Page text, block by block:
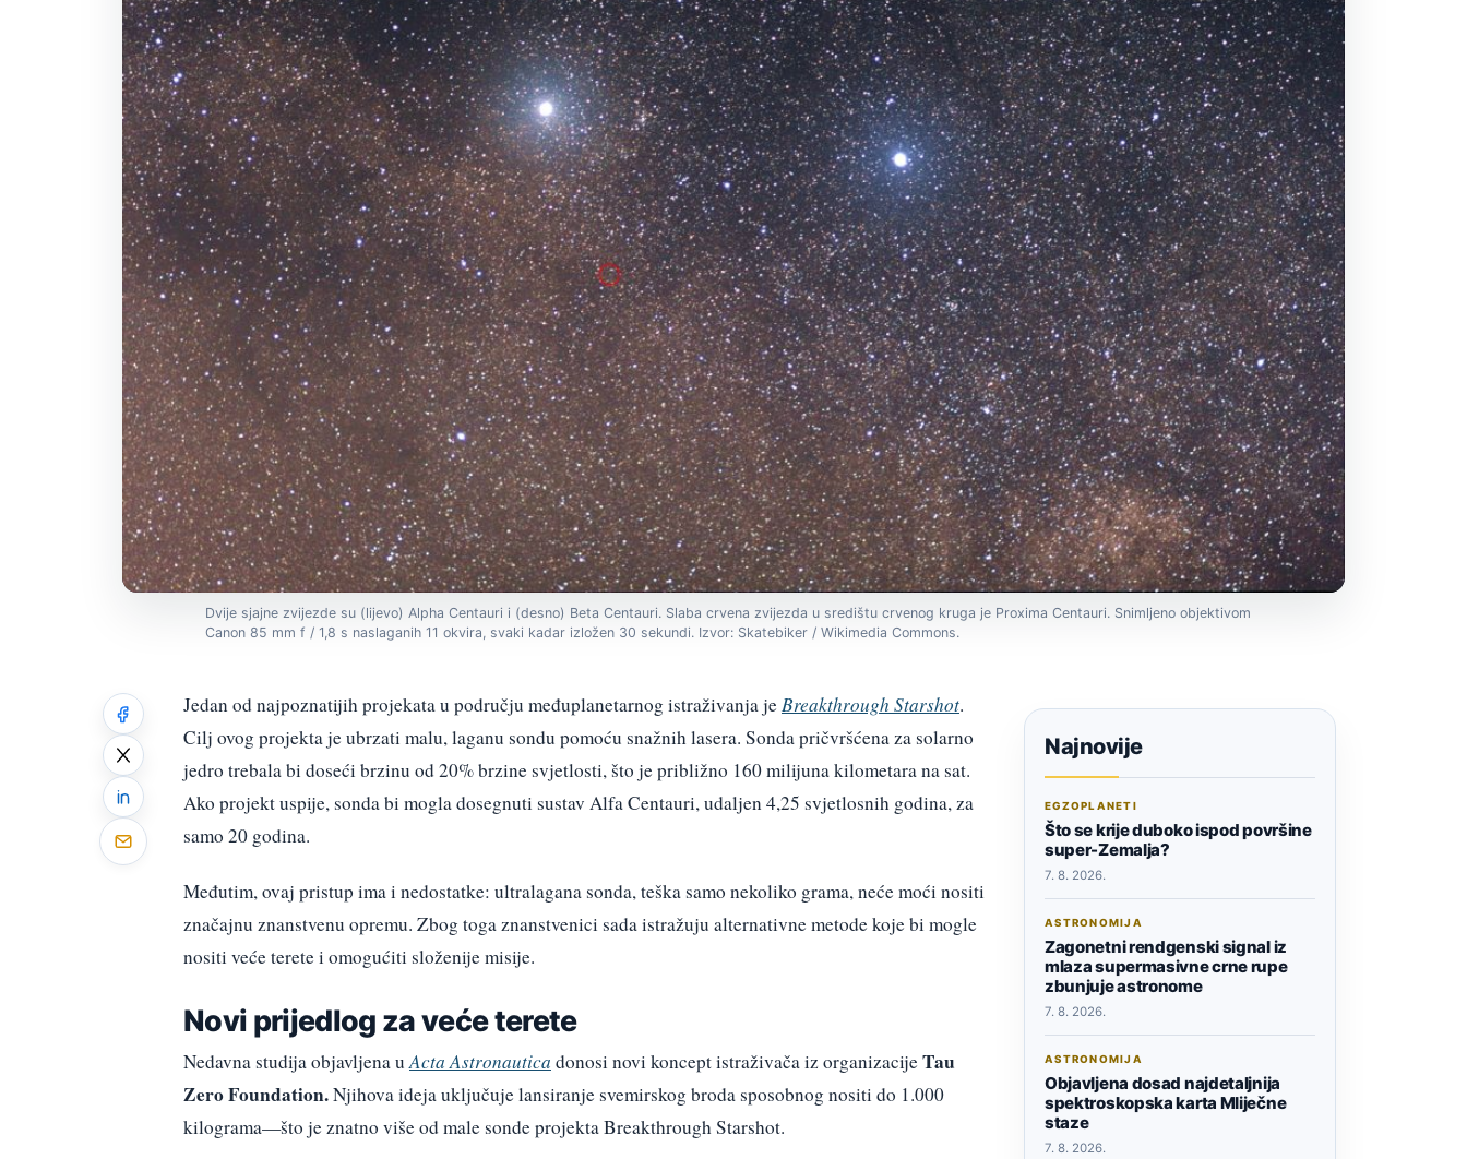
Dvije sjajne zvijezde su (lijevo) Alpha Centauri i (desno) Beta Centauri. Slaba crvena zvijezda u središtu crvenog kruga je Proxima Centauri. Snimljeno objektivom
Canon 85 mm f / 1,8 s naslaganih 11 okvira, svaki kadar izložen 30 sekundi. Izvor: Skatebiker / Wikimedia Commons.
Jedan od najpoznatijih projekata u području međuplanetarnog istraživanja jeBreakthrough Starshot.
Cilj ovog projekta je ubrzati malu, laganu sondu pomoću snažnih lasera. Sonda pričvršćena za solarno
jedro trebala bi doseći brzinu od 20% brzine svjetlosti, što je približno 160 milijuna kilometara na sat.
Ako projekt uspije, sonda bi mogla dosegnuti sustav Alfa Centauri, udaljen 4,25 svjetlosnih godina, za
samo 20 godina.
Međutim, ovaj pristup ima i nedostatke: ultralagana sonda, teška samo nekoliko grama, neće moći nositi
značajnu znanstvenu opremu. Zbog toga znanstvenici sada istražuju alternativne metode koje bi mogle
nositi veće terete i omogućiti složenije misije.
Novi prijedlog za veće terete
Nedavna studija objavljena uActa Astronautica donosi novi koncept istraživača iz organizacijeTau
Zero Foundation.Njihova ideja uključuje lansiranje svemirskog broda sposobnog nositi do 1.000
kilograma—što je znatno više od male sonde projekta Breakthrough Starshot.
Najnovije
EGZOPLANETI
Što se krije duboko ispod površine
super-Zemalja?
7. 8. 2026.
ASTRONOMIJA
Zagonetni rendgenski signal iz
mlaza supermasivne crne rupe
zbunjuje astronome
7. 8. 2026.
ASTRONOMIJA
Objavljena dosad najdetaljnija
spektroskopska karta Mliječne
staze
7. 8. 2026.